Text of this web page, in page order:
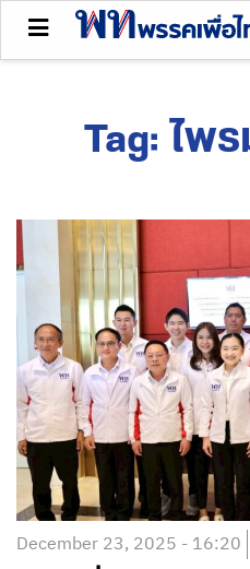
Tag: ไพ
December 23, 2025 - 16:20